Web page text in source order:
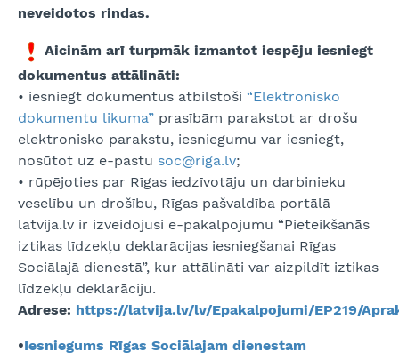
neveidotos rindas.
Aicinām arī turpmāk izmantot iespēju iesniegt
dokumentus attālināti:
• iesniegt dokumentus atbilstoši “Elektronisko
dokumentu likuma” prasībām parakstot ar drošu
elektronisko parakstu, iesniegumu var iesniegt,
nosūtot uz e-pastu soc@riga.lv;
• rūpējoties par Rīgas iedzīvotāju un darbinieku
veselību un drošību, Rīgas pašvaldība portālā
latvija.lv ir izveidojusi e-pakalpojumu “Pieteikšanās
iztikas līdzekļu deklarācijas iesniegšanai Rīgas
Sociālajā dienestā”, kur attālināti var aizpildīt iztikas
līdzekļu deklarāciju.
Adrese: https://latvija.lv/lv/Epakalpojumi/EP219/
•Iesniegums Rīgas Sociālajam dienestam